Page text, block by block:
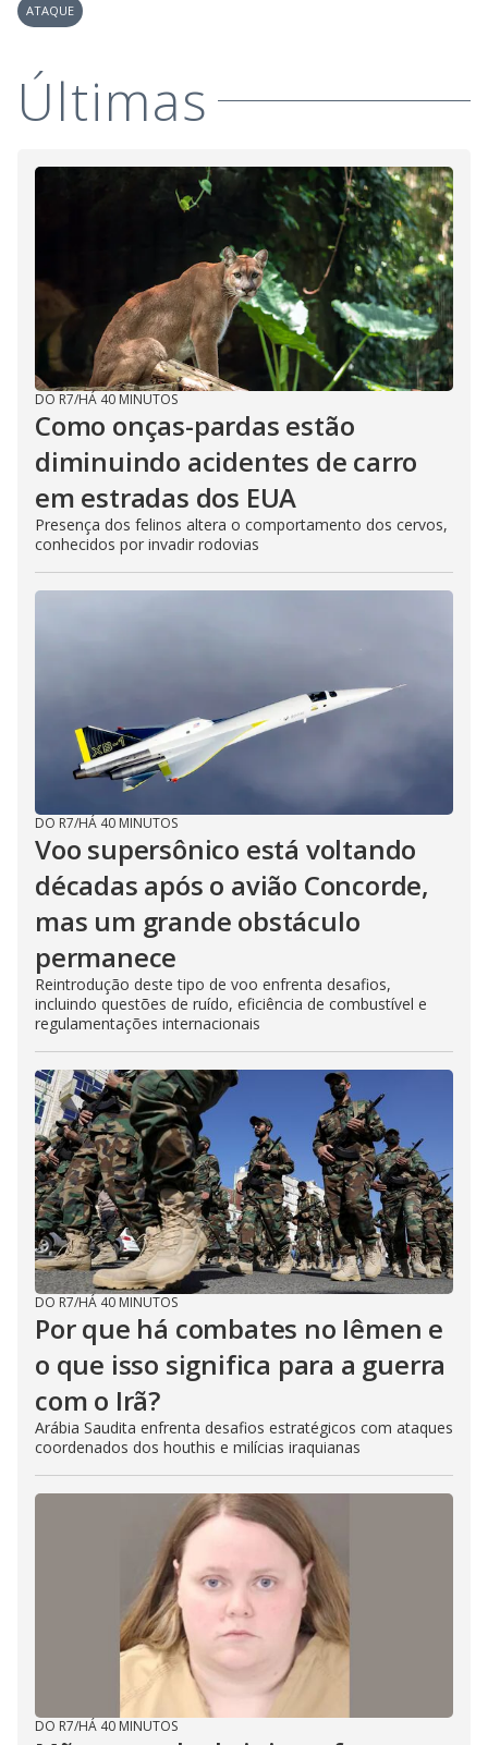
ATAQUE
Últimas
DO R7/HÁ 40 MINUTOS
Como onças-pardas estão
diminuindo acidentes de carro
em estradas dos EUA
Presença dos felinos altera o comportamento dos cervos,
conhecidos por invadir rodovias
DO R7/HÁ 40 MINUTOS
Voo supersônico está voltando
décadas após o avião Concorde,
mas um grande obstáculo
permanece
Reintrodução deste tipo de voo enfrenta desafios,
incluindo questões de ruído, eficiência de combustível e
regulamentações internacionais
DO R7/HÁ 40 MINUTOS
Por que há combates no Iêmen e
o que isso significa para a guerra
com o Irã?
Arábia Saudita enfrenta desafios estratégicos com ataques
coordenados dos houthis e milícias iraquianas
DO R7/HÁ 40 MINUTOS